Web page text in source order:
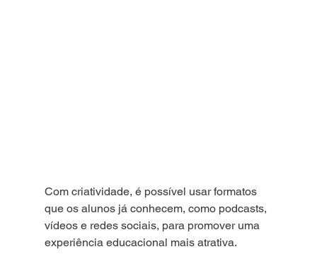
Com criatividade, é possível usar formatos
que os alunos já conhecem, como podcasts,
vídeos e redes sociais, para promover uma
experiência educacional mais atrativa.